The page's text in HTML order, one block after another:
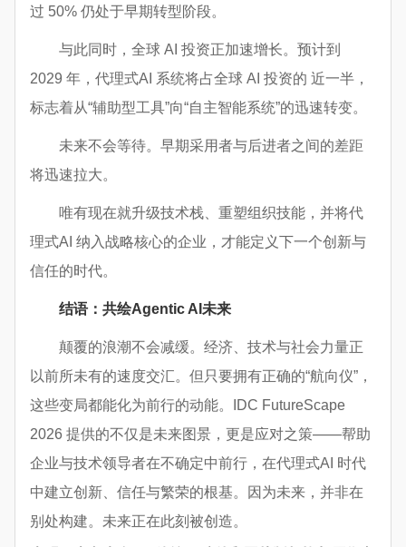
过 50% 仍处于早期转型阶段。
与此同时，全球 AI 投资正加速增长。预计到
2029 年，代理式AI 系统将占全球 AI 投资的 近一半，
标志着从“辅助型工具”向“自主智能系统”的迅速转变。
未来不会等待。早期采用者与后进者之间的差距
将迅速拉大。
唯有现在就升级技术栈、重塑组织技能，并将代
理式AI 纳入战略核心的企业，才能定义下一个创新与
信任的时代。
结语：共绘Agentic AI未来
颠覆的浪潮不会减缓。经济、技术与社会力量正
以前所未有的速度交汇。但只要拥有正确的“航向仪”，
这些变局都能化为前行的动能。IDC FutureScape
2026 提供的不仅是未来图景，更是应对之策——帮助
企业与技术领导者在不确定中前行，在代理式AI 时代
中建立创新、信任与繁荣的根基。因为未来，并非在
别处构建。未来正在此刻被创造。